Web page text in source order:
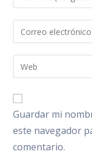
tu
nombre
de
usuario
para
comentar
Introduce
tu
dirección
de
para
comentar
Introduce
la
de
tu
web
(opcional)
Guardar mi
este navegador
comentario.